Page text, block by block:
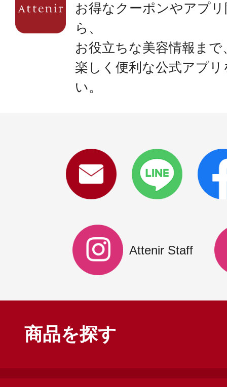
お得なクーポンやアプ
ら、
お役立ちな美容情報まで
楽しく便利な公式アプ
い。
Attenir Staff
商品を探す